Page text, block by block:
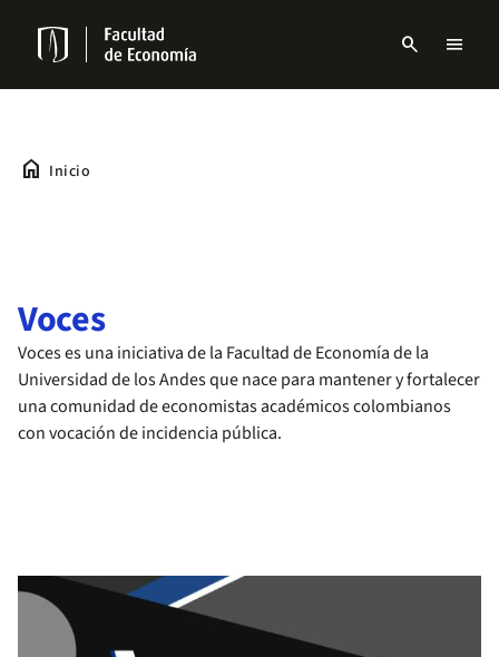
contenido
principal
Navbar
search menu
home Inicio
Voces
Voces es una iniciativa de la Facultad de Economía de la
Universidad de los Andes que nace para mantener y fortalecer
una comunidad de economistas académicos colombianos
con vocación de incidencia pública.